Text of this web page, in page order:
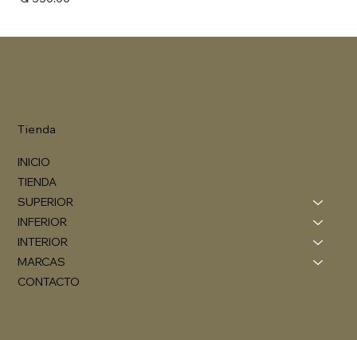
Tienda
INICIO
TIENDA
SUPERIOR
INFERIOR
INTERIOR
MARCAS
CONTACTO